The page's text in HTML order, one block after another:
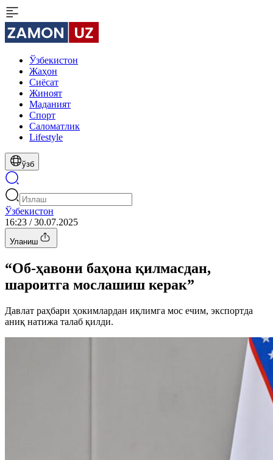
Ўзбекистон
Жаҳон
Сиёсат
Жиноят
Маданият
Спорт
Cаломатлик
Lifestyle
ўзб
Ўзбекистон
16:23 / 30.07.2025
Уланиш
“Об-ҳавони баҳона қилмасдан,
шароитга мослашиш керак”
Давлат раҳбари ҳокимлардан иқлимга мос ечим, экспортда
аниқ натижа талаб қилди.